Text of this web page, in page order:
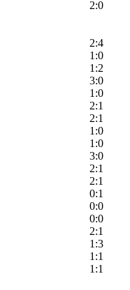
2:0
2:4
1:0
1:2
3:0
1:0
2:1
2:1
1:0
1:0
3:0
2:1
2:1
0:1
0:0
0:0
2:1
1:3
1:1
1:1